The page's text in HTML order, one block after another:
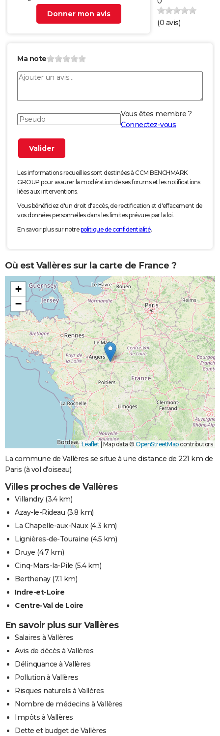
Donner mon avis
(0 avis)
Ma note
Vous êtes membre ?
Connectez-vous
Les informations recueillies sont destinées à CCM BENCHMARK
GROUP pour assurer la modération de ses forums et les notifications
liées aux interventions.
Vous bénéficiez d'un droit d'accès, de rectification et d'effacement de
vos données personnelles dans les limites prévues par la loi.
En savoir plus sur notrepolitique de confidentialité.
Où est Vallères sur la carte de France ?
+
−
Leaflet Map data © OpenStreetMapcontributors
La commune de Vallères se situe à une distance de 221 km de
Paris (à vol d'oiseau).
Villes proches de Vallères
Villandry(3.4 km)
Azay-le-Rideau (3.8 km)
La Chapelle-aux-Naux(4.3 km)
Lignières-de-Touraine (4.5 km)
Druye (4.7 km)
Cinq-Mars-la-Pile (5.4 km)
Berthenay(7.1 km)
Indre-et-Loire
Centre-Val de Loire
En savoir plus sur Vallères
Salaires à Vallères
Avis de décès à Vallères
Délinquance à Vallères
Pollution à Vallères
Risques naturels à Vallères
Nombre de médecins à Vallères
Impôts à Vallères
Dette et budget de Vallères